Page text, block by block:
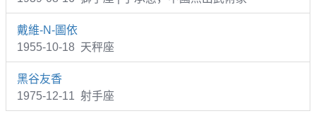
戴維-N-圖依
1955-10-18 天秤座
黑谷友香
1975-12-11 射手座